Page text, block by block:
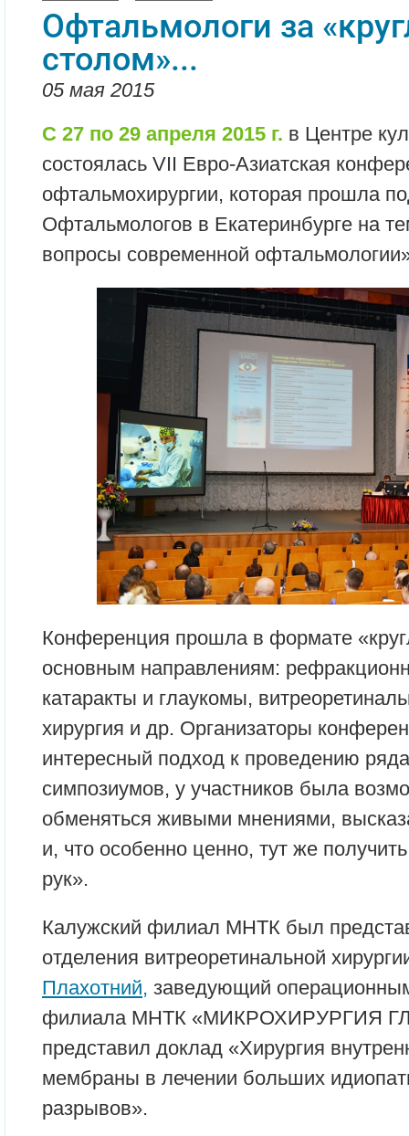
Офтальмологи за
столом»...
05 мая 2015
С 27 по 29 апреля 2015 г. в Центре
состоялась VII Евро-Азиатская
офтальмохирургии, которая прошла
Офтальмологов в Екатеринбурге на
вопросы современной
Конференция прошла в формате
основным направлениям:
катаракты и глаукомы,
хирургия и др. Организаторы
интересный подход к проведению
симпозиумов, у участников была
обменяться живыми мнениями,
и, что особенно ценно, тут же
рук».
Калужский филиал МНТК был
отделения витреоретинальной
Плахотний, заведующий
филиала МНТК «МИКРОХИРУРГИЯ
представил доклад «Хирургия
мембраны в лечении больших
разрывов».